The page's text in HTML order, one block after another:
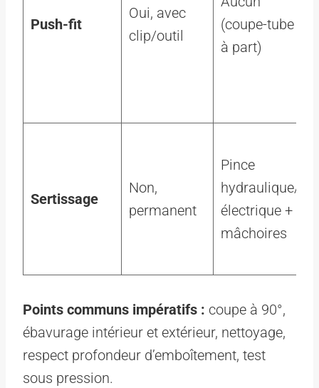
Push-fit
Oui, avec
clip/outil
(coupe-tube
à part)
Sertissage
Non,
permanent
Pince
hydraulique/
électrique +
mâchoires
Points communs impératifs : coupe à 90°,
ébavurage intérieur et extérieur, nettoyage,
respect profondeur d’emboîtement, test
sous pression.